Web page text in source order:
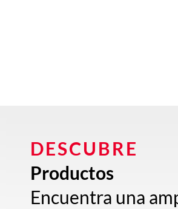
DESCUBRE
Productos
Encuentra una